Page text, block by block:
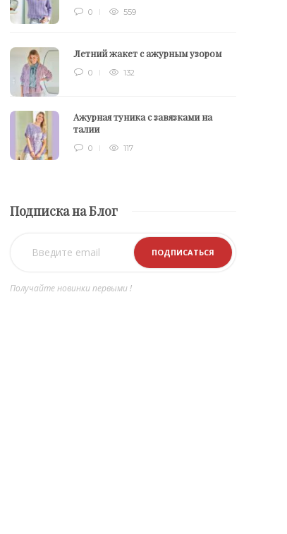
0 559
Летний жакет с ажурным узором
0 132
Ажурная туника с завязками на
талии
0 117
Подписка на Блог
Получайте новинки первыми !